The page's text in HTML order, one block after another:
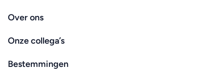
Over ons
Onze collega’s
Bestemmingen